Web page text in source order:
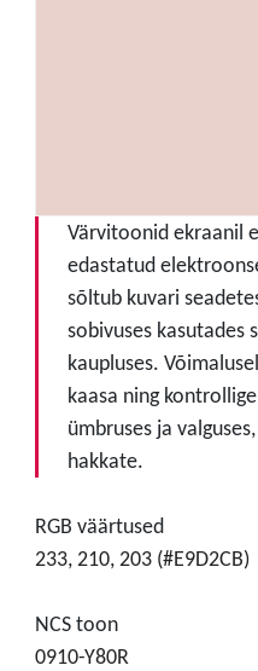
Värvitoonid ekraanil
edastatud
sõltub kuvari
sobivuses kasutades
kaupluses.
kaasa ning
ümbruses ja
hakkate.
RGB väärtused
233, 210, 203 (#E9D2CB)
NCS toon
0910-Y80R